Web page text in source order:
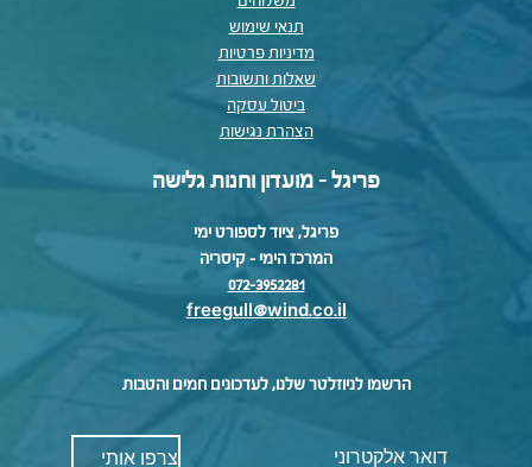
תנאי שימוש
מדיניות פרטיות
שאלות ותשובות
ביטול עסקה
הצהרת נגישות
פריגל - מועדון וחנות גלישה
פריגל, ציוד לספורט ימי
המרכז הימי – קיסריה
072-3952281
freegull@wind.co.il
הרשמו לניוזלטר שלנו, לעדכונים חמים והטבות